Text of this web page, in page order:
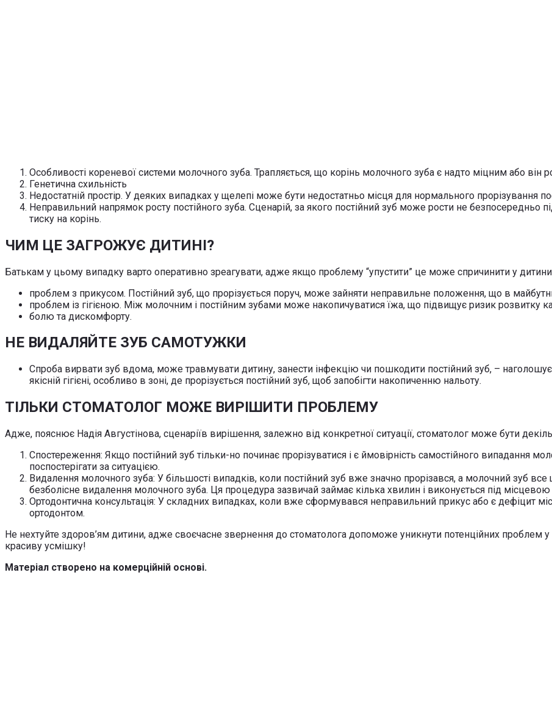
Особливості кореневої системи молочного зуба. Трапляється, що корінь молочного зуба є надто міцним або він
Генетична схильність
Недостатній простір. У деяких випадках у щелепі може бути недостатньо місця для нормального прорізування
Неправильний напрямок росту постійного зуба. Сценарій, за якого постійний зуб може рости не безпосередньо
тиску на корінь.
ЧИМ ЦЕ ЗАГРОЖУЄ ДИТИНІ?
Батькам у цьому випадку варто оперативно зреагувати, адже якщо проблему “упустити” це може спричинити у
проблем з прикусом. Постійний зуб, що прорізується поруч, може зайняти неправильне положення, що в
проблем із гігієною. Між молочним і постійним зубами може накопичуватися їжа, що підвищує ризик розвитку
болю та дискомфорту.
НЕ ВИДАЛЯЙТЕ ЗУБ САМОТУЖКИ
Спроба вирвати зуб вдома, може травмувати дитину, занести інфекцію чи пошкодити постійний зуб, – наголошує
якісній гігієні, особливо в зоні, де прорізується постійний зуб, щоб запобігти накопиченню нальоту.
ТІЛЬКИ СТОМАТОЛОГ МОЖЕ ВИРІШИТИ ПРОБЛЕМУ
Адже, пояснює Надія Августінова, сценаріїв вирішення, залежно від конкретної ситуації, стоматолог може бути
Спостереження: Якщо постійний зуб тільки-но починає прорізуватися і є ймовірність самостійного випадання
поспостерігати за ситуацією.
Видалення молочного зуба: У більшості випадків, коли постійний зуб вже значно прорізався, а молочний зуб
безболісне видалення молочного зуба. Ця процедура зазвичай займає кілька хвилин і виконується під місцевою
Ортодонтична консультація: У складних випадках, коли вже сформувався неправильний прикус або є дефіцит
ортодонтом.
Не нехтуйте здоров’ям дитини, адже своєчасне звернення до стоматолога допоможе уникнути потенційних проблем
красиву усмішку!
Матеріал створено на комерційній основі.